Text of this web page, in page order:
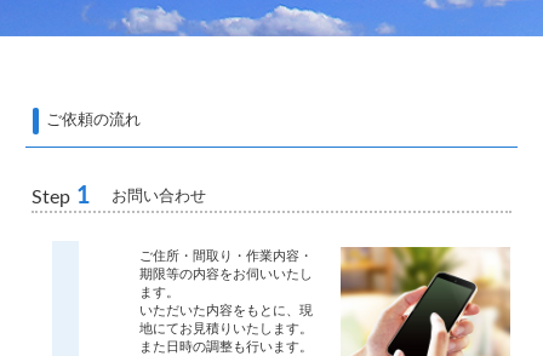
ご依頼の流れ
Step 1 お問い合わせ
ご住所・間取り・作業内容・
期限等の内容をお伺いいたし
ます。
いただいた内容をもとに、現
地にてお見積りいたします。
また日時の調整も行います。